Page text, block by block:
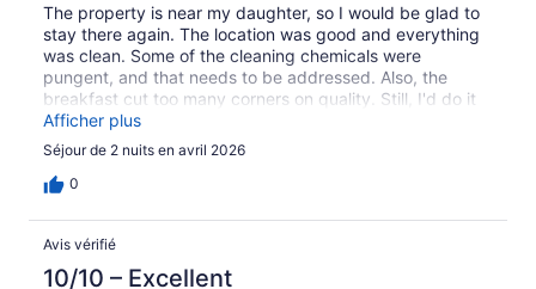
The property is near my daughter, so I would be glad to
stay there again. The location was good and everything
was clean. Some of the cleaning chemicals were
pungent, and that needs to be addressed. Also, the
breakfast cut too many corners on quality. Still, I'd do it
again.
Afficher plus
Séjour de 2 nuits en avril 2026
0
Avis vérifié
10/10 – Excellent